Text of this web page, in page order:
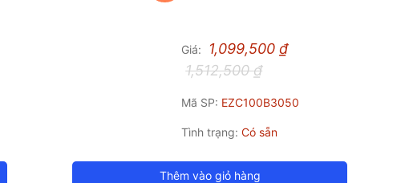
Giá: 1,099,500₫
1,512,500₫
Mã SP: EZC100B3050
Tình trạng:Có sẵn
Thêm vào giỏ hàng